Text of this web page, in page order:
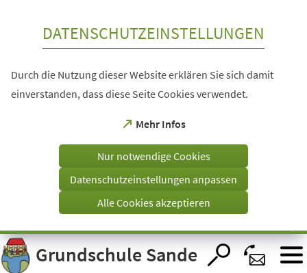
Visuelle
Assistenzsoftware
öffnen.
DATENSCHUTZEINSTELLUNGEN
Durch die Nutzung dieser Website erklären Sie sich damit
einverstanden, dass diese Seite Cookies verwendet.
Mehr Infos
(Öffnet
einem
Tab)
Nur notwendige Cookies
Datenschutzeinstellungen anpassen
Alle Cookies akzeptieren
Grundschule Sande